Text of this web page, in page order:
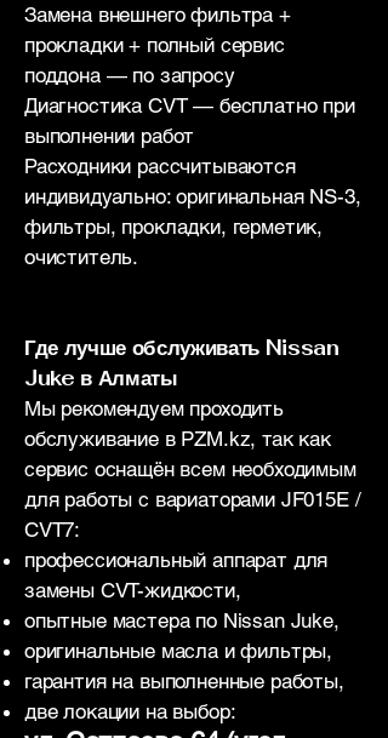
Замена внешнего фильтра +
прокладки + полный сервис
поддона — по запросу
Диагностика CVT — бесплатно при
выполнении работ
Расходники рассчитываются
индивидуально: оригинальная NS-3,
фильтры, прокладки, герметик,
очиститель.
Где лучше обслуживать Nissan
Juke в Алматы
Мы рекомендуем проходить
обслуживание в PZM.kz, так как
сервис оснащён всем необходимым
для работы с вариаторами JF015E /
CVT7:
профессиональный аппарат для
замены CVT-жидкости,
опытные мастера по Nissan Juke,
оригинальные масла и фильтры,
гарантия на выполненные работы,
две локации на выбор: